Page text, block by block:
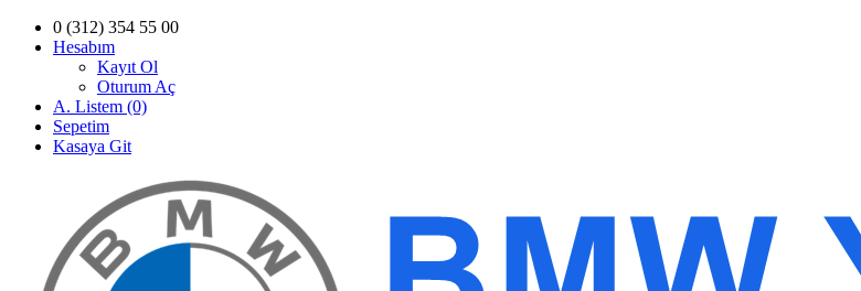
0 (312) 354 55 00
Hesabım
Kayıt Ol
Oturum Aç
A. Listem (0)
Sepetim
Kasaya Git